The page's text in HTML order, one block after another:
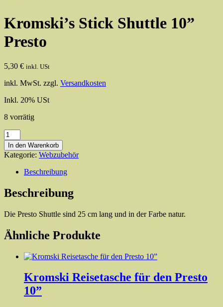
Kromski’s Stick Shuttle 10”
Presto
5,30 € inkl. USt
inkl. MwSt. zzgl. Versandkosten
Inkl. 20% USt
8 vorrätig
Kromski's
Stick
Shuttle
10”
Presto
Menge
In den Warenkorb
Kategorie: Webzubehör
Beschreibung
Beschreibung
Die Presto Shuttle sind 25 cm lang und in der Farbe natur.
Ähnliche Produkte
Kromski Reisetasche für den Presto
10”